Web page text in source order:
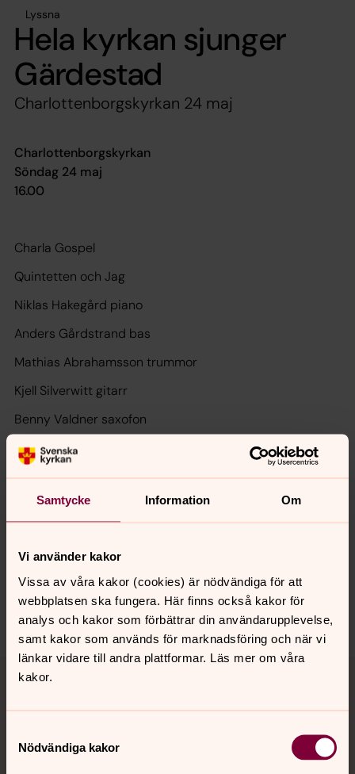
Samtycke Information Om
Vi använder kakor
Vissa av våra kakor (cookies) är nödvändiga för att
webbplatsen ska fungera. Här finns också kakor för
analys och kakor som förbättrar din användarupplevelse,
samt kakor som används för marknadsföring och när vi
länkar vidare till andra plattformar. Läs mer om våra
kakor.
Nödvändiga kakor
Lyssna
Hela kyrkan sjunger
Gärdestad
Charlottenborgskyrkan 24 maj
Charlottenborgskyrkan
Söndag 24 maj
16.00
Charla Gospel
Quintetten och Jag
Niklas Hakegård piano
Anders Gårdstrand bas
Mathias Abrahamsson trummor
Kjell Silverwitt gitarr
Benny Valdner saxofon
Senast ändrad 16 april 2026
innehåll?
motala.forsamling@svenskakyrkan.se
Dela
Tillbaka till toppen
Tillbaka till innehållet
Kontakt